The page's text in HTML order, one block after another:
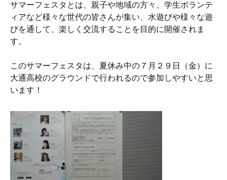
サマーフェスタとは、親子や地域の方々、学生ボランテ
ィアなど様々な世代の皆さんが集い、水遊びや様々な遊
びを通して、楽しく交流することを目的に開催されま
す。
このサマーフェスタは、夏休み中の７月２９日（金）に
大通高校のグラウンドで行われるので参加しやすいと思
います！